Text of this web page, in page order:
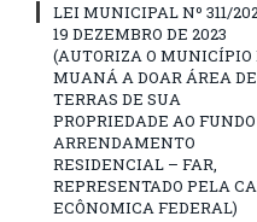
LEI MUNICIPAL Nº 311/
19 DEZEMBRO DE 2023
(AUTORIZA O MUNICÍPIO
MUANÁ A DOAR ÁREA DE
TERRAS DE SUA
PROPRIEDADE AO
ARRENDAMENTO
RESIDENCIAL – FAR,
REPRESENTADO PELA
ECÔNOMICA FEDERAL)